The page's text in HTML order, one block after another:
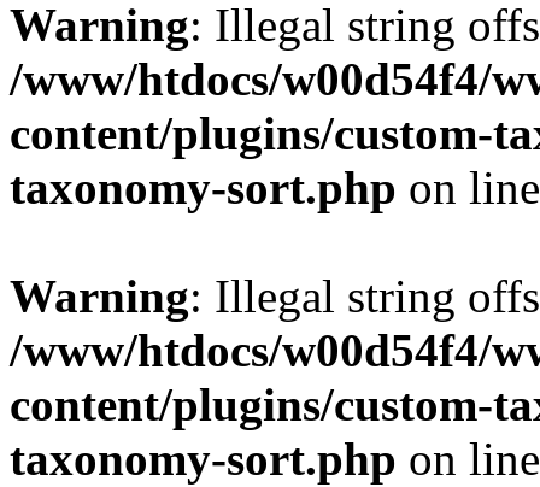
Warning: Illegal string
/www/htdocs/w00d54f4/
content/plugins/custom-
taxonomy-sort.php on
Warning: Illegal string
/www/htdocs/w00d54f4/
content/plugins/custom-
taxonomy-sort.php on